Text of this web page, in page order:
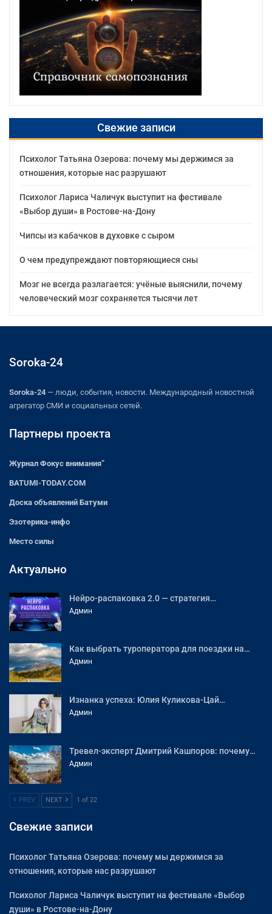
Свежие записи
Психолог Татьяна Озерова: почему мы держимся за
отношения, которые нас разрушают
Психолог Лариса Чаличук выступит на фестивале
«Выбор души» в Ростове-на-Дону
Чипсы из кабачков в духовке с сыром
О чем предупреждают повторяющиеся сны
Мозг не всегда разлагается: учёные выяснили, почему
человеческий мозг сохраняется тысячи лет
Soroka-24
Soroka-24 — люди, события, новости. Международный новостной
агрегатор СМИ и социальных сетей.
Партнеры проекта
Журнал Фокус внимания”
BATUMI-TODAY.COM
Доска объявлений Батуми
Эзотерика-инфо
Место силы
Актуально
Нейро-распаковка 2.0 — стратегия…
Админ
Как выбрать туроператора для поездки на…
Админ
Изнанка успеха: Юлия Куликова-Цай…
Админ
Тревел-эксперт Дмитрий Кашпоров: почему…
Админ
PREV NEXT 1 of 22
Свежие записи
Психолог Татьяна Озерова: почему мы держимся за
отношения, которые нас разрушают
Психолог Лариса Чаличук выступит на фестивале «Выбор
души» в Ростове-на-Дону